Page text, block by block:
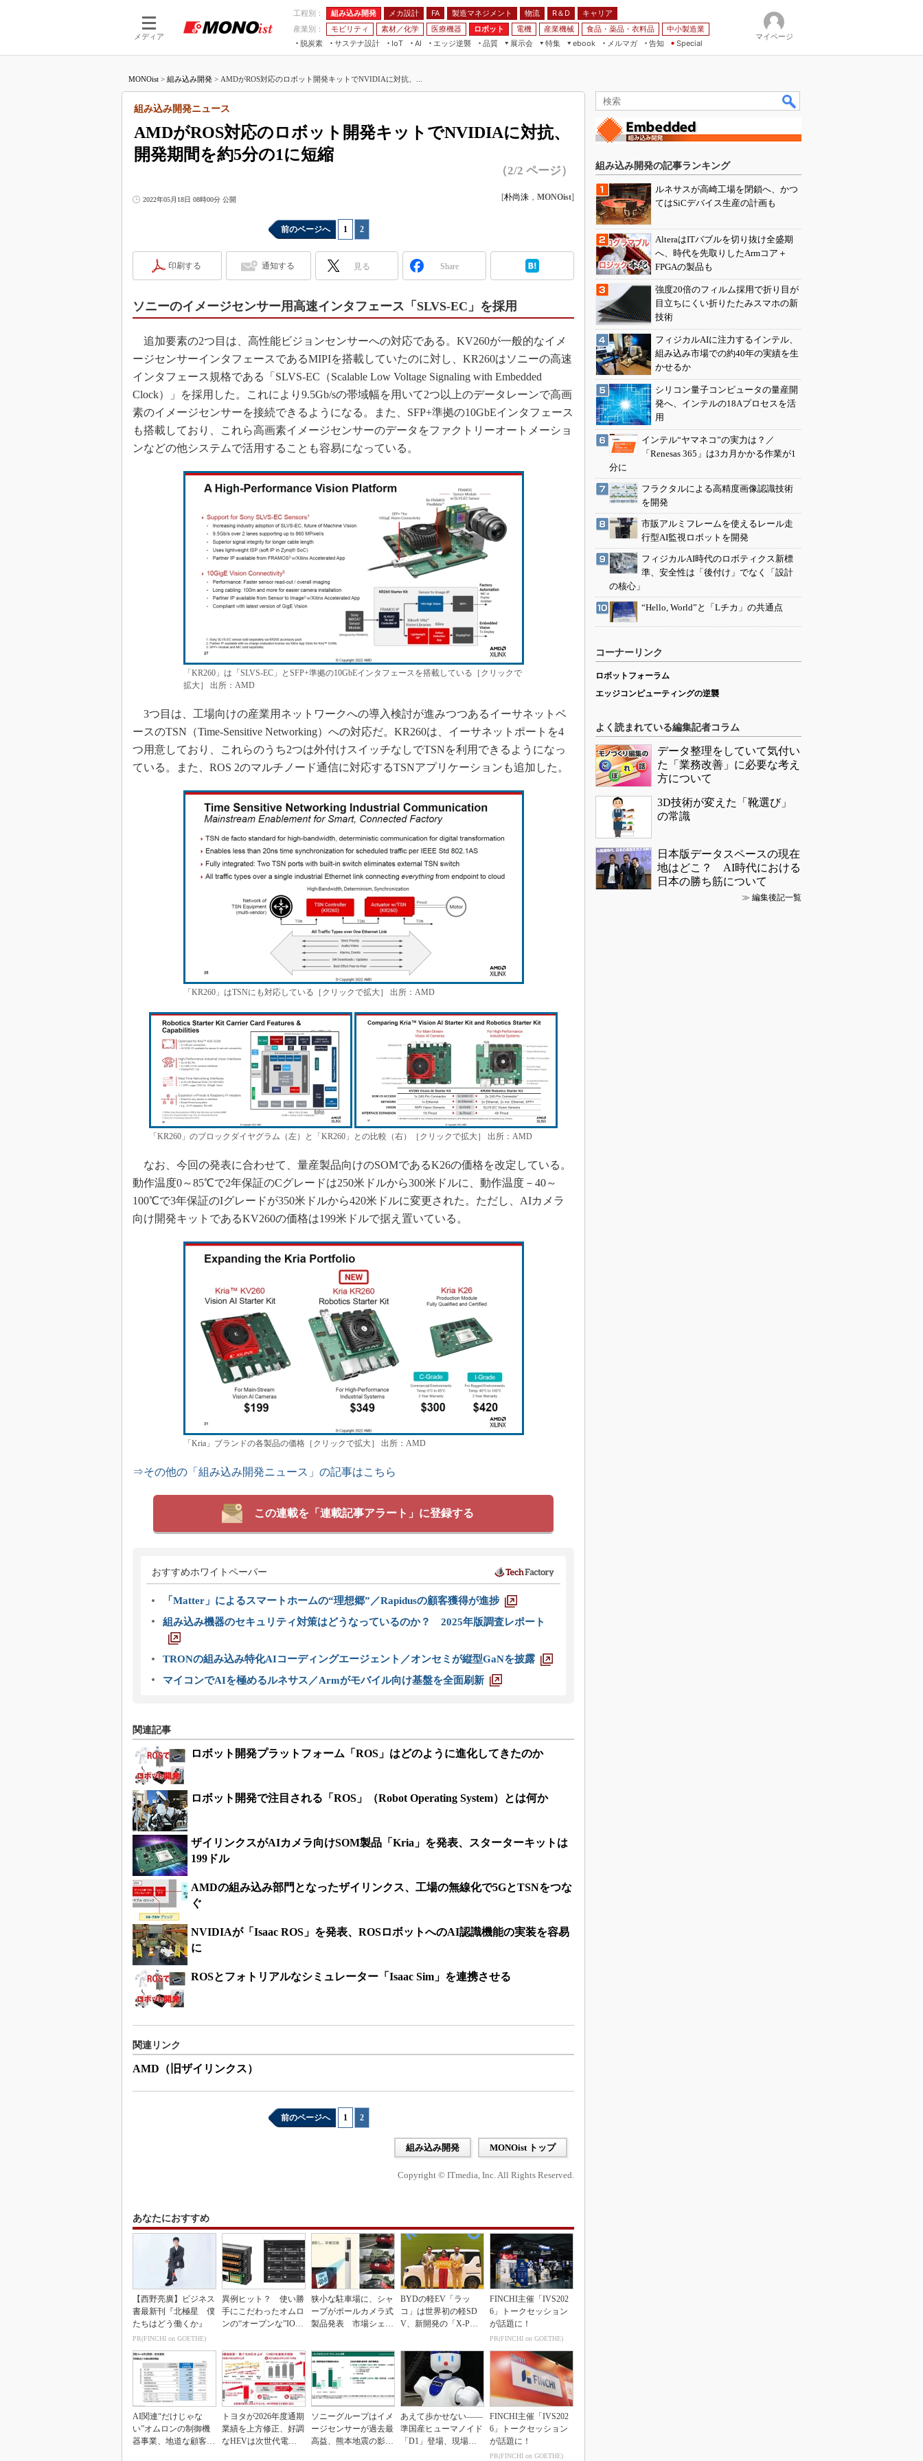
メディア
工程別： 組み込み開発 メカ設計 FA 製造マネジメント 物流 R＆D
キャリア
産業別：
モビリティ 素材／化学 医療機器 ロボット 電機 産業機械 食品・薬品・衣料品
中小製造業
脱炭素
サステナ設計
IoT
つながる工場
AI
AI×設備保全
エッジ逆襲 品質
展示会
JIMTOF
IIFES
日本ものづくりワールド
AUTOMOTIVE WORLD
産業オープンネット展
特集
つながるクルマ
ISO26262
3Dプリンタ
デジタルツインとCAE
S＆OP
インダストリー4.0
イノベーション
製造業ビッグデータ
海外生産
グローバル設計・開発
制御セキュリティ
新型コロナへの対応
ebook
メルマガ
告知 Special
マイページ
MONOist > 組み込み開発 > AMDがROS対応のロボット開発キットでNVIDIAに対抗、...
AMDがROS対応のロボット開発キットでNVIDIAに対抗、
開発期間を約5分の1に短縮
組み込み開発ニュース
（2/2 ページ）
2022年05月18日 08時00分 公開 [朴尚洙 ， MONOist]
前のページへ 1 2
印刷する 通知する 見る Share
ソニーのイメージセンサー用高速インタフェース「SLVS-EC」を採用
追加要素の2つ目は、高性能ビジョンセンサーへの対応である。KV260が一般的なイメ
ージセンサーインタフェースであるMIPIを搭載していたのに対し、KR260はソニーの高速
インタフェース規格である「SLVS-EC（Scalable Low Voltage Signaling with Embedded
Clock）」を採用した。これにより9.5Gb/sの帯域幅を用いて2つ以上のデータレーンで高画
素のイメージセンサーを接続できるようになる。また、SFP+準拠の10GbEインタフェース
も搭載しており、これら高画素イメージセンサーのデータをファクトリーオートメーショ
ンなどの他システムで活用することも容易になっている。
「KR260」は「SLVS-EC」とSFP+準拠の10GbEインタフェースを搭載している［クリックで
拡大］ 出所：AMD
3つ目は、工場向けの産業用ネットワークへの導入検討が進みつつあるイーサネットベ
ースのTSN（Time-Sensitive Networking）への対応だ。KR260は、イーサネットポートを4
つ用意しており、これらのうち2つは外付けスイッチなしでTSNを利用できるようになっ
ている。また、ROS 2のマルチノード通信に対応するTSNアプリケーションも追加した。
「KR260」はTSNにも対応している［クリックで拡大］ 出所：AMD
「KR260」のブロックダイヤグラム（左）と「KR260」との比較（右）［クリックで拡大］ 出所：AMD
なお、今回の発表に合わせて、量産製品向けのSOMであるK26の価格を改定している。
動作温度0～85℃で2年保証のCグレードは250米ドルから300米ドルに、動作温度－40～
100℃で3年保証のIグレードが350米ドルから420米ドルに変更された。ただし、AIカメラ
向け開発キットであるKV260の価格は199米ドルで据え置いている。
「Kria」ブランドの各製品の価格［クリックで拡大］ 出所：AMD
⇒その他の「組み込み開発ニュース」の記事はこちら
この連載を「連載記事アラート」に登録する
おすすめホワイトペーパー
「Matter」によるスマートホームの“理想郷”／Rapidusの顧客獲得が進捗
組み込み機器のセキュリティ対策はどうなっているのか？ 2025年版調査レポート
TRONの組み込み特化AIコーディングエージェント／オンセミが縦型GaNを披露
マイコンでAIを極めるルネサス／Armがモバイル向け基盤を全面刷新
関連記事
ロボット開発プラットフォーム「ROS」はどのように進化してきたのか
ロボット開発で注目される「ROS」（Robot Operating System）とは何か
ザイリンクスがAIカメラ向けSOM製品「Kria」を発表、スターターキットは
199ドル
AMDの組み込み部門となったザイリンクス、工場の無線化で5GとTSNをつな
ぐ
NVIDIAが「Isaac ROS」を発表、ROSロボットへのAI認識機能の実装を容易
に
ROSとフォトリアルなシミュレーター「Isaac Sim」を連携させる
関連リンク
AMD（旧ザイリンクス）
前のページへ 1 2
組み込み開発 MONOist トップ
Copyright © ITmedia, Inc. All Rights Reserved.
あなたにおすすめ
【西野亮廣】ビジネス
書最新刊『北極星 僕
たちはどう働くか』
PR(FINCHI on GOETHE)
異例ヒット？ 使い勝
手にこだわったオムロ
ンの“オープンな”IO-L
狭小な駐車場に、シャ
ープがポールカメラ式
製品発表 市場シェア
BYDの軽EV「ラッ
コ」は世界初の軽SD
V、新開発の「X-PAC
FINCHI主催「IVS202
6」トークセッション
が話題に！
PR(FINCHI on GOETHE)
AI関連“だけじゃな
い”オムロンの制御機
器事業、地道な顧客基
トヨタが2026年度通期
業績を上方修正、好調
なHEVは次世代電池
ソニーグループはイメ
ージセンサーが過去最
高益、熊本地震の影響
あえて歩かせない――
準国産ヒューマノイド
「D1」登場、現場稼
FINCHI主催「IVS202
6」トークセッション
が話題に！
PR(FINCHI on GOETHE)
組み込み開発の記事ランキング
ルネサスが高崎工場を閉鎖へ、かつ
てはSiCデバイス生産の計画も
AlteraはITバブルを切り抜け全盛期
へ、時代を先取りしたArmコア＋
FPGAの製品も
強度20倍のフィルム採用で折り目が
目立ちにくい折りたたみスマホの新
技術
フィジカルAIに注力するインテル、
組み込み市場での約40年の実績を生
かせるか
シリコン量子コンピュータの量産開
発へ、インテルの18Aプロセスを活
用
インテル“ヤマネコ”の実力は？／
「Renesas 365」は3カ月かかる作業が1
分に
フラクタルによる高精度画像認識技術
を開発
市販アルミフレームを使えるレール走
行型AI監視ロボットを開発
フィジカルAI時代のロボティクス新標
準、安全性は「後付け」でなく「設計
の核心」
“Hello, World”と「Lチカ」の共通点
コーナーリンク
ロボットフォーラム
エッジコンピューティングの逆襲
よく読まれている編集記者コラム
データ整理をしていて気付い
た「業務改善」に必要な考え
方について
3D技術が変えた「靴選び」
の常識
日本版データスペースの現在
地はどこ？ AI時代における
日本の勝ち筋について
≫ 編集後記一覧